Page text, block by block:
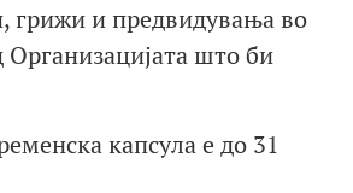
грижи и предвидувања во
што би
капсула е до 31